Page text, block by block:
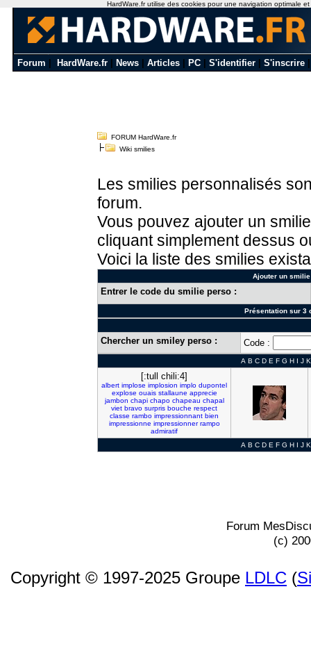
Forum HardWare.fr News Articles PC S'identifier S'inscrire
FORUM HardWare.fr
Wiki smilies
Les smilies personnalisés
forum.
Vous pouvez ajouter un
cliquant simplement dessus
Voici la liste des smilies
Ajouter un
Entrer le code du smilie perso :
Présentation sur 3
Chercher un smiley perso : Code :
A B C D E F G H I J K
[:tull chili:4]
albert implose implosion implo dupontel
explose ouais stallaune apprecie
jambon chapi chapo chapeau chapal
viet bravo surpris bouche respect
classe rambo impressionnant bien
impressionne impressionner rampo
admiratif
A B C D E F G H I J K
Forum
(c)
Copyright © 1997-2025 Groupe LDLC (
HardWare.fr utilise des cookies pour une navigation optimale